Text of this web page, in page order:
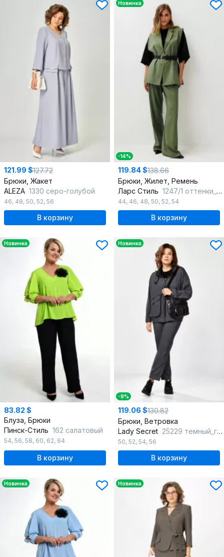
121.99 $127.72
Брюки, Жакет
ALEZA 1330 серо-голубой
46, 48, 50, 52, 56
В корзину
Новинка
-14%
119.84 $138.66
Брюки, Жилет, Ремень
Ларс Стиль 1247/1 оттенки_хвои
44, 46, 48, 50, 52, 54
В корзину
Новинка
83.82 $
Блуза, Брюки
Пинск-Стиль 162 салатовый
54, 56, 58, 60, 62, 64
В корзину
Новинка
-9%
119.06 $130.82
Брюки, Ветровка
Lady Secret 25229 темный_графит
50, 52, 54, 56
В корзину
Новинка Новинка